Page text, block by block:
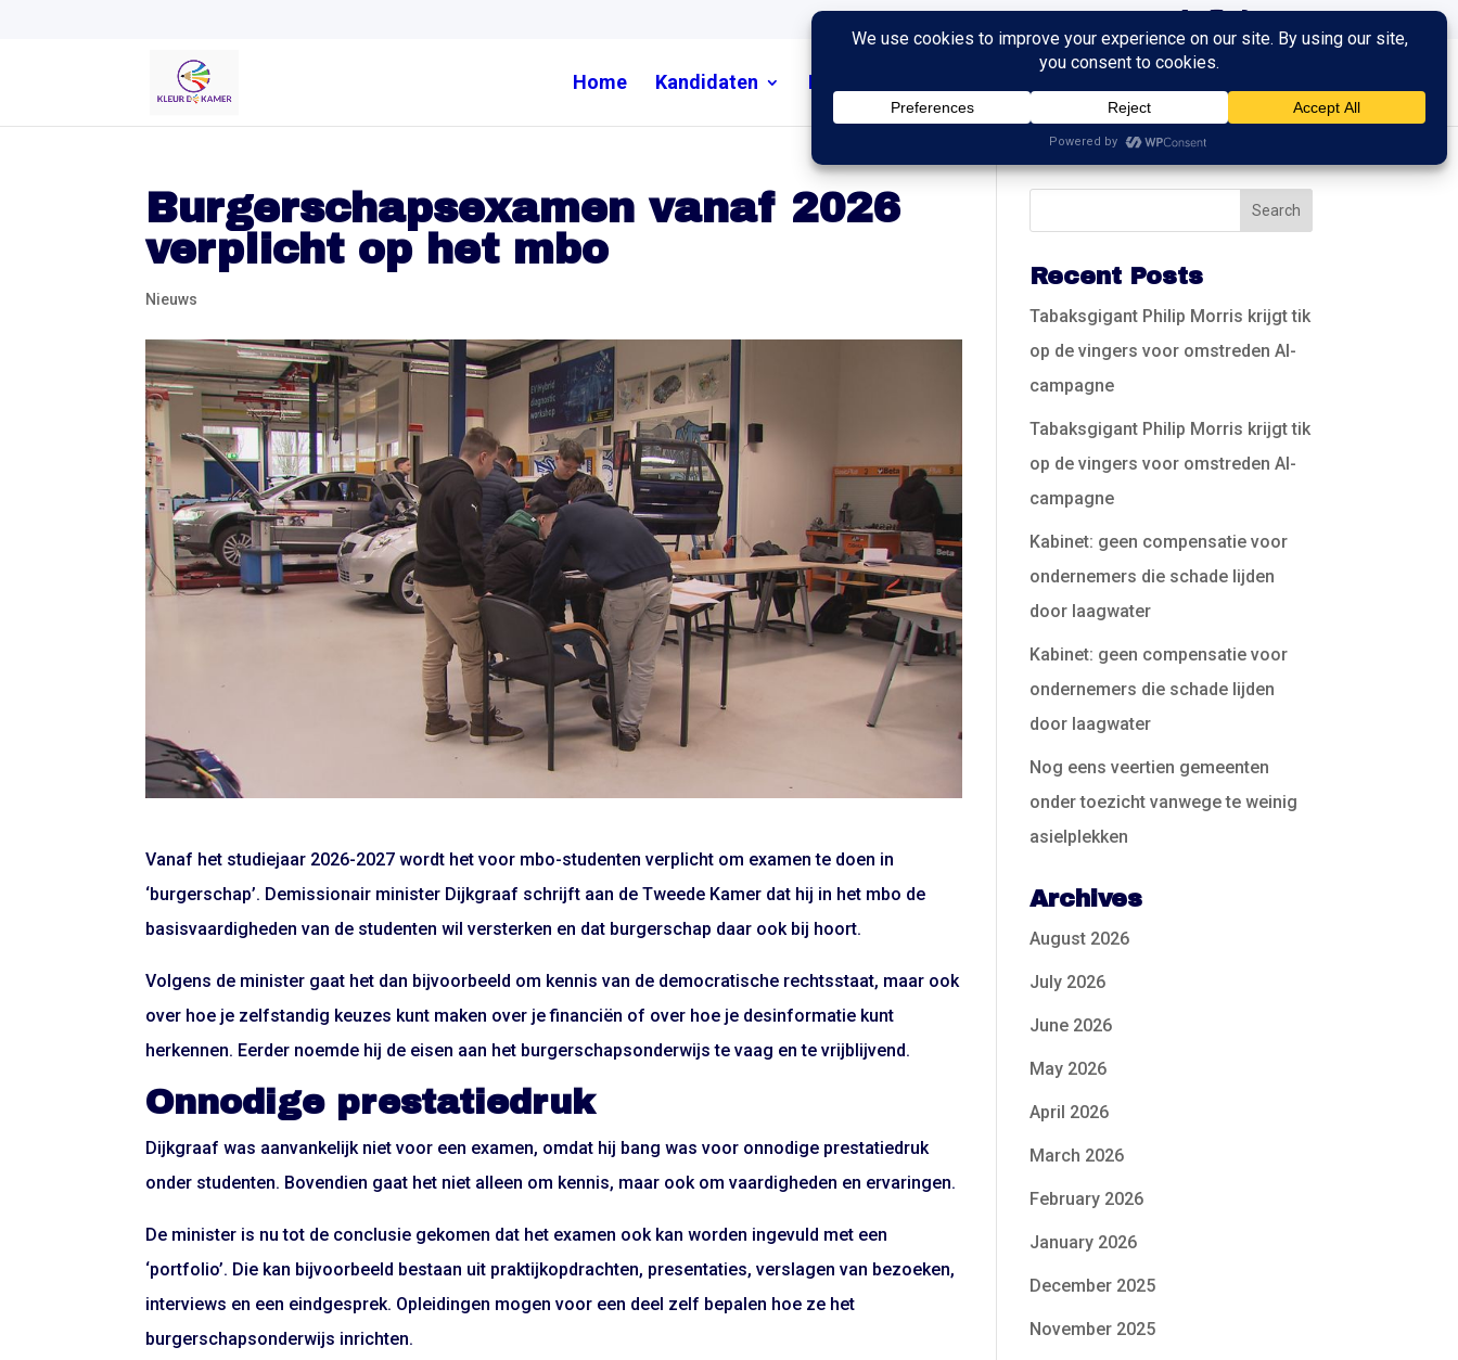
Home Kandidaten Nieuws
Burgerschapsexamen vanaf 2026
verplicht op het mbo
Nieuws
Vanaf het studiejaar 2026-2027 wordt het voor mbo-studenten verplicht om examen te doen in
‘burgerschap’. Demissionair minister Dijkgraaf schrijft aan de Tweede Kamer dat hij in het mbo de
basisvaardigheden van de studenten wil versterken en dat burgerschap daar ook bij hoort.
Volgens de minister gaat het dan bijvoorbeeld om kennis van de democratische rechtsstaat, maar ook
over hoe je zelfstandig keuzes kunt maken over je financiën of over hoe je desinformatie kunt
herkennen. Eerder noemde hij de eisen aan het burgerschapsonderwijs te vaag en te vrijblijvend.
Onnodige prestatiedruk
Dijkgraaf was aanvankelijk niet voor een examen, omdat hij bang was voor onnodige prestatiedruk
onder studenten. Bovendien gaat het niet alleen om kennis, maar ook om vaardigheden en ervaringen.
De minister is nu tot de conclusie gekomen dat het examen ook kan worden ingevuld met een
‘portfolio’. Die kan bijvoorbeeld bestaan uit praktijkopdrachten, presentaties, verslagen van bezoeken,
interviews en een eindgesprek. Opleidingen mogen voor een deel zelf bepalen hoe ze het
burgerschapsonderwijs inrichten.
Recent Posts
Tabaksgigant Philip Morris krijgt tik
op de vingers voor omstreden AI-
campagne
Tabaksgigant Philip Morris krijgt tik
op de vingers voor omstreden AI-
campagne
Kabinet: geen compensatie voor
ondernemers die schade lijden
door laagwater
Kabinet: geen compensatie voor
ondernemers die schade lijden
door laagwater
Nog eens veertien gemeenten
onder toezicht vanwege te weinig
asielplekken
Archives
August 2026
July 2026
June 2026
May 2026
April 2026
March 2026
February 2026
January 2026
December 2025
November 2025